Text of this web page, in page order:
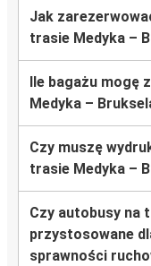
Jak
trasie Medyka –
Ile bagażu
Medyka –
Czy muszę
trasie Medyka –
Czy autobusy na
przystosowane
sprawności